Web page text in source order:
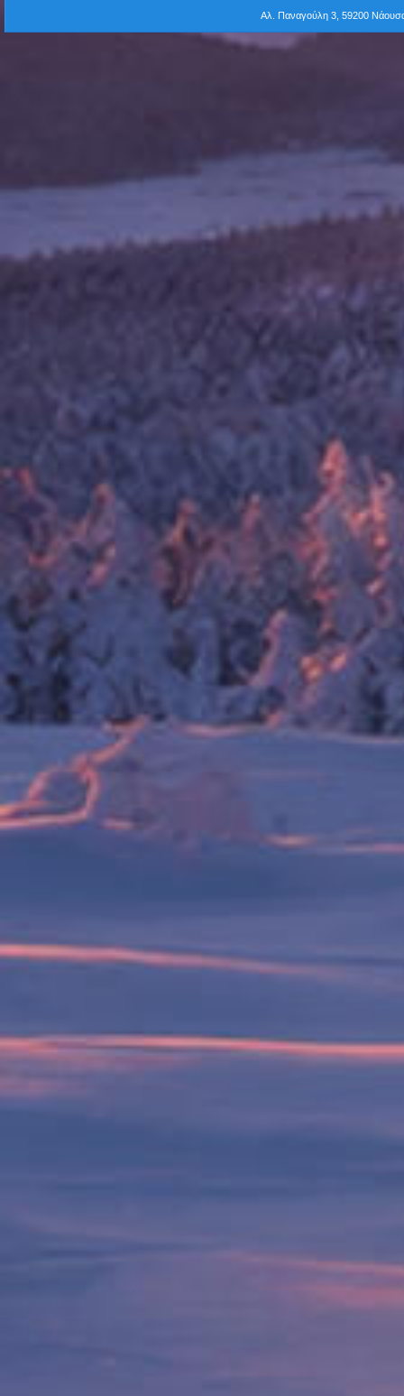
Αλ. Παναγούλη 3, 59200